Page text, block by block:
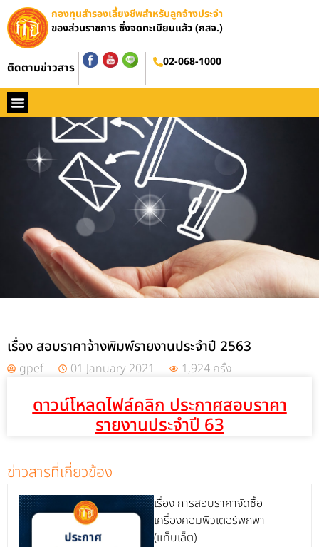
กองทุนสำรองเลี้ยงชีพสำหรับลูกจ้างประจำ
ของส่วนราชการ ซึ่งจดทะเบียนแล้ว (กสจ.)
ติดตามข่าวสาร 02-068-1000
เรื่อง สอบราคาจ้างพิมพ์รายงานประจำปี 2563
gpef 01 January 2021 1,924 ครั้ง
ดาวน์โหลดไฟล์คลิก ประกาศสอบราคา
รายงานประจำปี 63
ข่าวสารที่เกี่ยวข้อง
เรื่อง การสอบราคาจัดซื้อ
เครื่องคอมพิวเตอร์พกพา
(แท็บเล็ต)